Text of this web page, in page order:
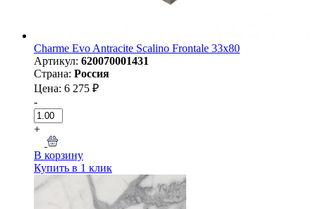
Charme Evo Antracite Scalino Frontale 33х80
Артикул: 620070001431
Страна: Россия
Цена: 6 275 ₽
-
+
В корзину
Купить в 1 клик